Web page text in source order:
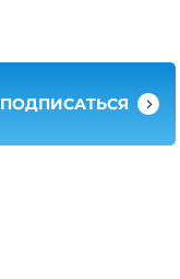
ПОДПИСАТЬСЯ